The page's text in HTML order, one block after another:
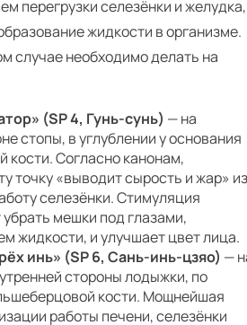
перегрузки селезёнки и желудка,
жидкости в организме.
случае необходимо делать на
(SP 4, Гунь-сунь) — на
стопы, в углублении у основания
кости. Согласно канонам,
точку «выводит сырость и жар» из
селезёнки. Стимуляция
мешки под глазами,
жидкости, и улучшает цвет лица.
инь» (SP 6, Сань-инь-цзяо) —
стороны лодыжки, по
кости. Мощнейшая
работы печени, селезёнки